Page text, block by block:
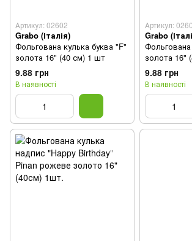
Артикул: 02602
Grabo (Італія)
Фольгована кулька буква "F"
золота 16" (40 см) 1 шт
9.88 грн
В наявності
Артикул:
Grabo
золота 16"
9.88 грн
В наявності